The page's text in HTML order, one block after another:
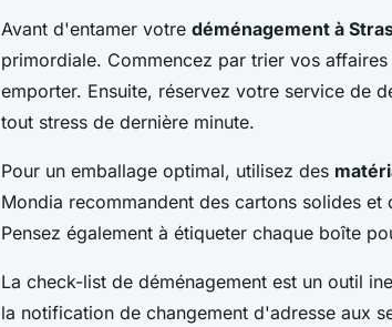
Avant d'entamer votre déménagement à
primordiale. Commencez par trier vos
emporter. Ensuite, réservez votre service de
tout stress de dernière minute.
Pour un emballage optimal, utilisez des
Mondia recommandent des cartons solides
Pensez également à étiqueter chaque boîte
La check-list de déménagement est un outil
la notification de changement d'adresse aux